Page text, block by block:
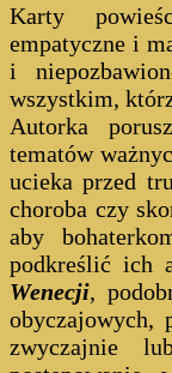
Karty
empatyczne i
i
wszystkim,
Autorka
tematów
ucieka przed
choroba czy
aby
podkreślić ich
Wenecji,
obyczajowych,
zwyczajnie